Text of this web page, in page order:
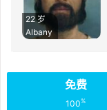
22 岁
Albany
免费
100%